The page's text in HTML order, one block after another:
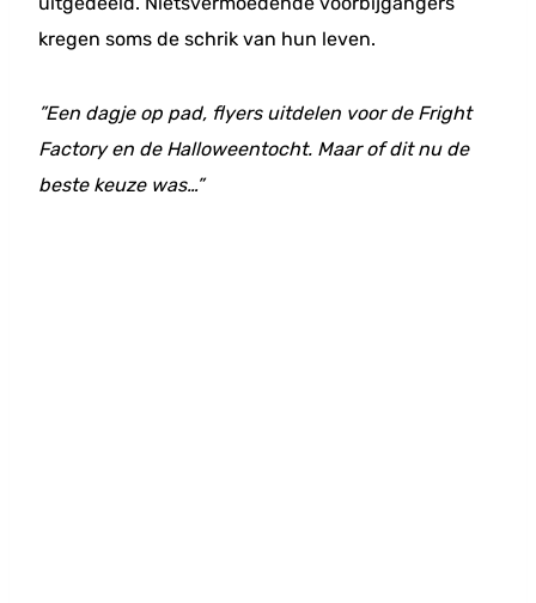
kregen soms de schrik van hun leven.
”Een dagje op pad, flyers uitdelen voor de Fright
Factory en de Halloweentocht. Maar of dit nu de
beste keuze was…”